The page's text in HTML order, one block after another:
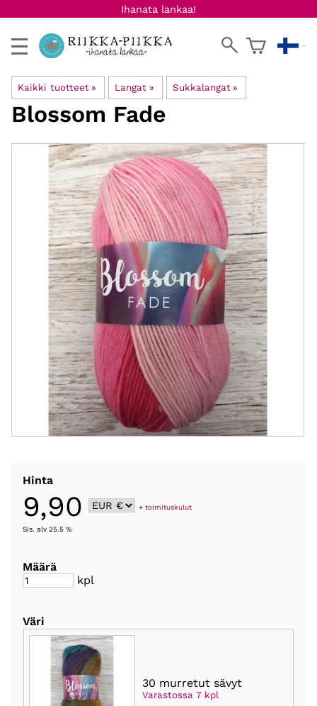
Ihanata lankaa!
Kaikki tuotteet ‪» Langat ‪» Sukkalangat ‪»
Blossom Fade
Hinta
9,90 +toimituskulut
Sis. alv 25.5 %
Määrä
kpl
Väri
30 murretut sävyt
Varastossa 7 kpl